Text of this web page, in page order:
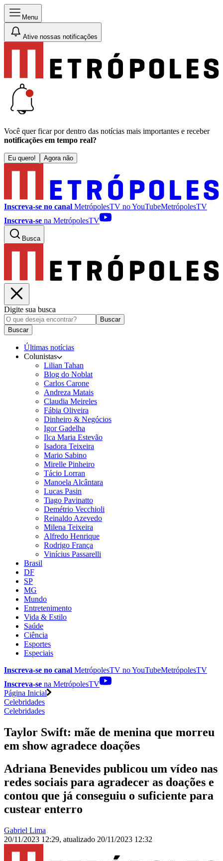
Menu
Ative nossas notificações
Você quer ficar por dentro das notícias mais importantes e receber
notificações em tempo real?
Eu quero! Agora não
Inscreva-se no canal MetrópolesTV noYouTubeMetrópolesTV
Inscreva-se na MetrópolesTV
Busca
Digite sua busca
Buscar
Buscar
Últimas notícias
Colunistas
Lilian Tahan
Blog do Noblat
Carlos Carone
Andreza Matais
Claudia Meireles
Fábia Oliveira
Dinheiro & Negócios
Igor Gadelha
Ilca Maria Estevão
Isadora Teixeira
Mario Sabino
Mirelle Pinheiro
Tácio Lorran
Manoela Alcântara
Lucas Pasin
Tiago Pavinatto
Demétrio Vecchioli
Reinaldo Azevedo
Milena Teixeira
Alfredo Henrique
Rodrigo França
Vinícius Passarelli
Brasil
DF
SP
MG
Mundo
Entretenimento
Vida & Estilo
Saúde
Ciência
Esportes
Especiais
Inscreva-se no canal MetrópolesTV noYouTubeMetrópolesTV
Inscreva-se na MetrópolesTV
Página Inicial
Celebridades
Celebridades
Taylor Swift: mãe de menina que morreu
em show agradece doações
Adriana Benevides publicou um vídeo nas
redes sociais para agradecer as doações e
contou que já conseguiu o suficiente para
custear enterro
Gabriel Lima
20/11/2023 12:29, atualizado 20/11/2023 12:32